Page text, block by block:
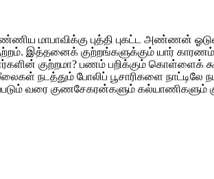
மாபாவிக்கு புத்தி புகட்ட அண்ணன்
இத்தனைக் குற்றங்களுக்கும் யார்
குற்றமா? பணம் பறிக்கும் கொள்ளைக்
நடத்தும் போலிப் பூசாரிகளை நாட்டிலே
வரை குணசேகரன்களும்